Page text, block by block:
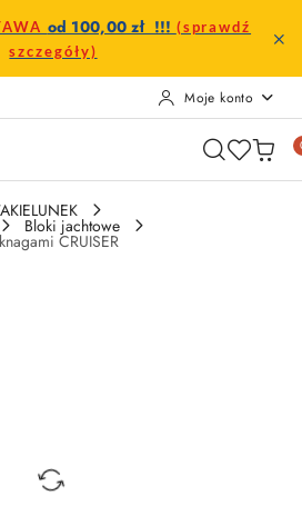
od 100,00 zł !!! (sprawdź
szczegóły)
Moje konto
Bloki jachtowe
CRUISER